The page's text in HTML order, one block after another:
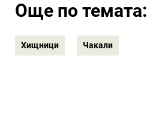
Още по темата:
Хищници Чакали